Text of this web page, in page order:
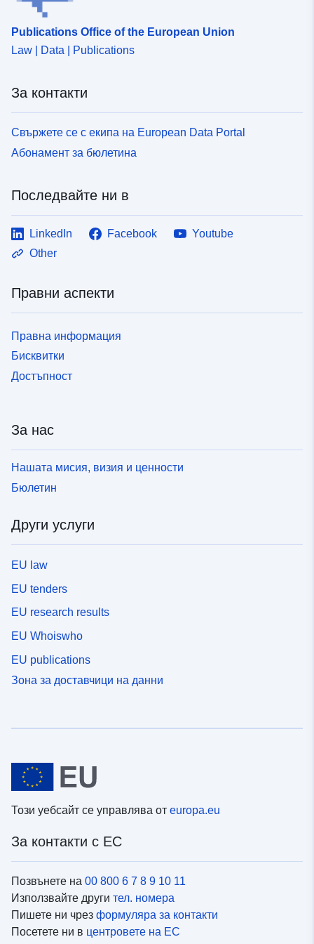
Publications Office of the European Union
Law | Data | Publications
За контакти
Свържете се с екипа на European Data Portal
Абонамент за бюлетина
Последвайте ни в
LinkedIn Facebook
Youtube
Other
Правни аспекти
Правна информация
Бисквитки
Достъпност
За нас
Нашата мисия, визия и ценности
Бюлетин
Други услуги
EU law
EU tenders
EU research results
EU Whoiswho
EU publications
Зона за доставчици на данни
Този уебсайт се управлява от europa.eu
За контакти с ЕС
Позвънете на 00 800 6 7 8 9 10 11
Използвайте други тел. номера
Пишете ни чрез формуляра за контакти
Посетете ни в центровете на ЕС